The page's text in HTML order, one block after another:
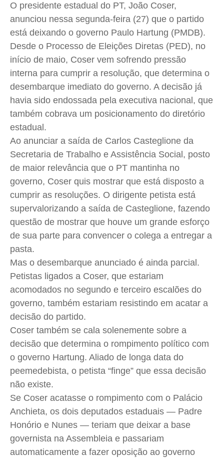
Cidades
Direitos
Economia
Cultura
Colunas
Caetano Roque
Gustavo Bastos
Jr Mignone (in memorian)
Wanda Sily
Publicidade Legal
Anuncie
Quem Somos
Expediente
Contato
Anuncie
Cidades
Direitos
Economia
Cultura
Colunas
Caetano Roque
Gustavo Bastos
Jr Mignone (in memorian)
Wanda Sily
Publicidade Legal
Anuncie
Quem Somos
Expediente
Contato
Anuncie
Cidades
Direitos
Economia
Cultura
Colunas
Caetano Roque
Gustavo Bastos
Jr Mignone (in memorian)
Wanda Sily
Publicidade Legal
Anuncie
Quem Somos
Expediente
Contato
Anuncie
Cidades
Direitos
Economia
Cultura
Colunas
Caetano Roque
Gustavo Bastos
Jr Mignone (in memorian)
Wanda Sily
Publicidade Legal
Anuncie
Quem Somos
Expediente
Contato
Anuncie
O presidente estadual do PT, João Coser,
anunciou nessa segunda-feira (27) que o partido
está deixando o governo Paulo Hartung (PMDB).
Desde o Processo de Eleições Diretas (PED), no
início de maio, Coser vem sofrendo pressão
interna para cumprir a resolução, que determina o
desembarque imediato do governo. A decisão já
havia sido endossada pela executiva nacional, que
também cobrava um posicionamento do diretório
estadual.
Ao anunciar a saída de Carlos Casteglione da
Secretaria de Trabalho e Assistência Social, posto
de maior relevância que o PT mantinha no
governo, Coser quis mostrar que está disposto a
cumprir as resoluções. O dirigente petista está
supervalorizando a saída de Casteglione, fazendo
questão de mostrar que houve um grande esforço
de sua parte para convencer o colega a entregar a
pasta.
Mas o desembarque anunciado é ainda parcial.
Petistas ligados a Coser, que estariam
acomodados no segundo e terceiro escalões do
governo, também estariam resistindo em acatar a
decisão do partido.
Coser também se cala solenemente sobre a
decisão que determina o rompimento político com
o governo Hartung. Aliado de longa data do
peemedebista, o petista “finge” que essa decisão
não existe.
Se Coser acatasse o rompimento com o Palácio
Anchieta, os dois deputados estaduais — Padre
Honório e Nunes — teriam que deixar a base
governista na Assembleia e passariam
automaticamente a fazer oposição ao governo